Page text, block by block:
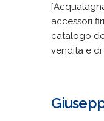
accessori
catalogo
vendita e di